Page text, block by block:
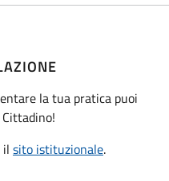
la tua pratica puoi
il sito istituzionale.